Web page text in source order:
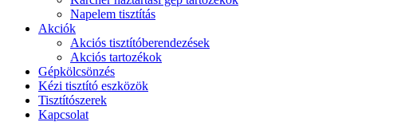
Napelem tisztítás
Akciók
Akciós tisztítóberendezések
Akciós tartozékok
Gépkölcsönzés
Kézi tisztító eszközök
Tisztítószerek
Kapcsolat